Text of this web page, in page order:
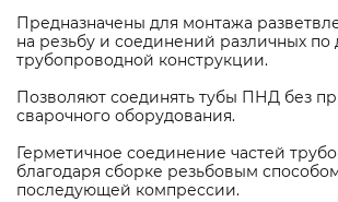
Предназначены для монтажа
на резьбу и соединений различных по
трубопроводной конструкции.
Позволяют соединять тубы ПНД без
сварочного оборудования.
Герметичное соединение частей
благодаря сборке резьбовым
последующей компрессии.